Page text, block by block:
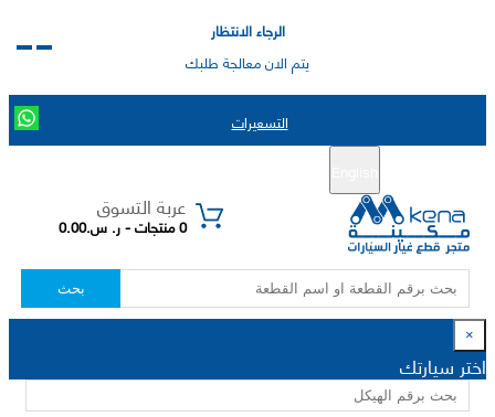
الرجاء الانتظار
يتم الان معالجة طلبك
التسعيرات
عربة التسوق
0 منتجات - ر. س.0.00
بحث
×
اختر سيارتك